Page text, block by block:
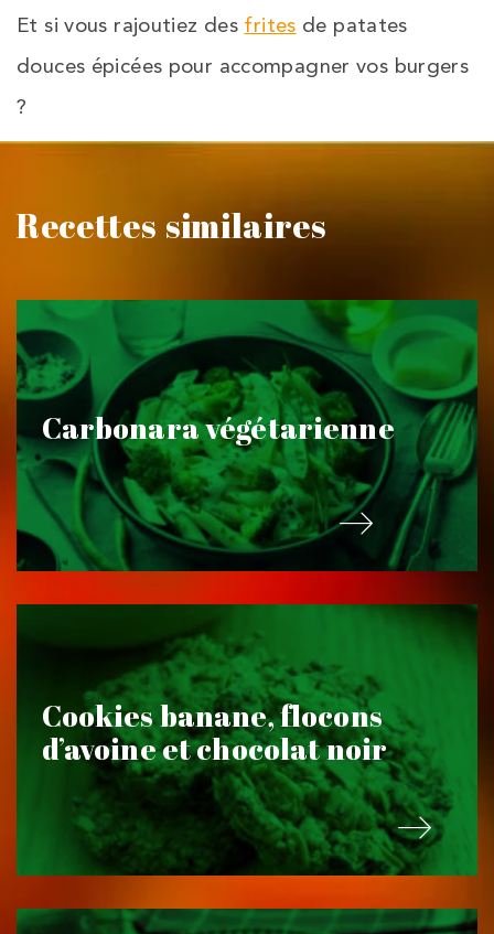
Et si vous rajoutiez des frites de patates
douces épicées pour accompagner vos burgers
?
Recettes similaires
Carbonara végétarienne
Cookies banane, flocons
d’avoine et chocolat noir